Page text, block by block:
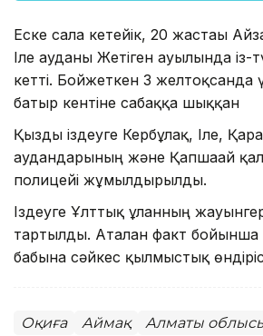
Еске сала кетейік, 20 жастағы
Іле ауданы Жетіген ауылында із-
кетті. Бойжеткен 3 желтоқсанда
батыр кентіне сабаққа шыққан
Қызды іздеуге Кербұлақ, Іле,
аудандарының және Қапшағай
полицейі жұмылдырылды.
Іздеуге Ұлттық ұланның
тартылды. Аталған факт
бабына сәйкес қылмыстық
Оқиға Аймақ Алматы